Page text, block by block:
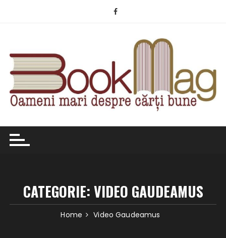
CATEGORIE:VIDEO GAUDEAMUS
Home Video Gaudeamus